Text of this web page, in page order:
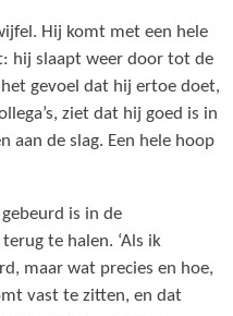
Hij komt met een hele
hij slaapt weer door tot de
gevoel dat hij ertoe doet,
ziet dat hij goed is in
aan de slag. Een hele hoop
is in de
te halen. ‘Als ik
maar wat precies en hoe,
vast te zitten, en dat